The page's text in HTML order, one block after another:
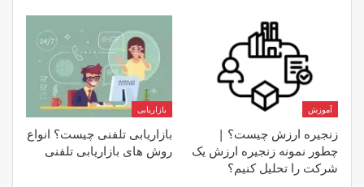
آموزش
زنجیره ارزش چیست؟ |
چطور نمونه زنجیره ارزش یک
شرکت را تحلیل کنیم؟
بازاریابی
بازاریابی تلفنی چیست؟ انواع
روش های بازاریابی تلفنی